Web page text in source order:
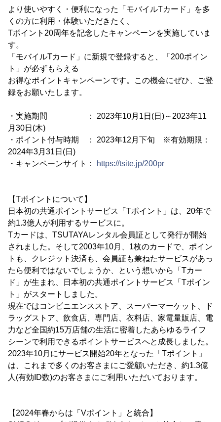
より使いやすく・便利になった「モバイルTカード」を多
くの方に利用・体験いただきたく、
Tポイント20周年を記念したキャンペーンを実施していま
す。
「モバイルTカード」に新規で登録すると、「200ポイン
ト」が必ずもらえる
お得なポイントキャンペーンです。この機会にぜひ、ご登
録をお願いたします。
・実施期間 ： 2023年10月1日(日)～2023年11
月30日(木)
・ポイント付与時期 ： 2023年12月下旬 ※有効期限：
2024年3月31日(日)
・キャンペーンサイト：
https://tsite.jp/200pr
【Tポイントについて】
日本初の共通ポイントサービス「Tポイント」は、20年で
約1.3億人が利用するサービスに。
Tカードは、TSUTAYAレンタル会員証として発行が開始
されました。そして2003年10月、1枚のカードで、ポイン
トも、クレジット決済も、会員証も兼ねたサービスがあっ
たら便利ではないでしょうか、という想いから「Tカー
ド」が生まれ、日本初の共通ポイントサービス「Tポイン
ト」がスタートしました。
現在ではコンビニエンスストア、スーパーマーケット、ド
ラッグストア、飲食店、専門店、衣料店、家電量販店、電
力など全国約15万店舗の生活に密着したあらゆるライフ
シーンで利用できるポイントサービスへと成長しました。
2023年10月にサービス開始20年となった「Tポイント」
は、これまで多くのお客さまにご愛顧いただき、約1.3億
人(有効ID数)のお客さまにご利用いただいております。
【2024年春からは「Vポイント」と統合】